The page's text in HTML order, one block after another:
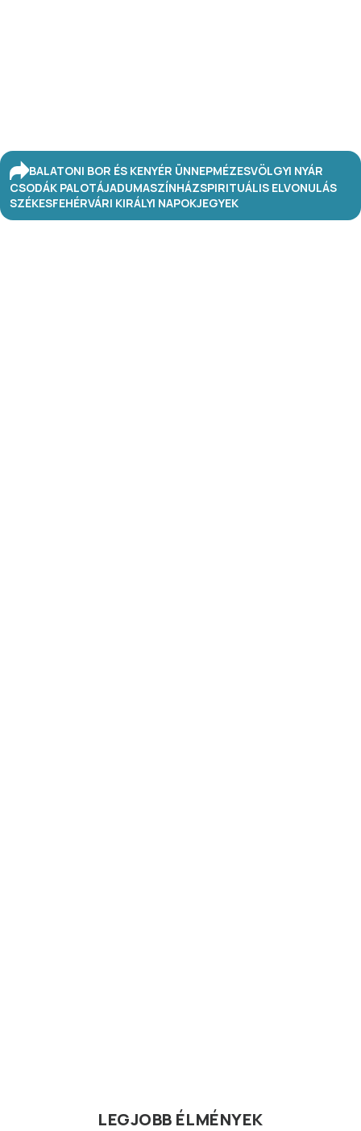
BALATONI BOR ÉS KENYÉR ÜNNEPMÉZESVÖLGYI NYÁR
CSODÁK PALOTÁJADUMASZÍNHÁZSPIRITUÁLIS ELVONULÁS
SZÉKESFEHÉRVÁRI KIRÁLYI NAPOKJEGYEK
LEGJOBB ÉLMÉNYEK